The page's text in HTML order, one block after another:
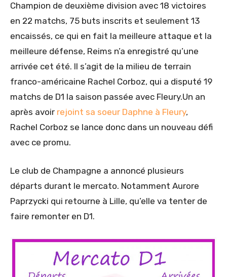
Champion de deuxième division avec 18 victoires
en 22 matchs, 75 buts inscrits et seulement 13
encaissés, ce qui en fait la meilleure attaque et la
meilleure défense, Reims n’a enregistré qu’une
arrivée cet été. Il s’agit de la milieu de terrain
franco-américaine Rachel Corboz, qui a disputé 19
matchs de D1 la saison passée avec Fleury.Un an
après avoir rejoint sa soeur Daphne à Fleury,
Rachel Corboz se lance donc dans un nouveau défi
avec ce promu.
Le club de Champagne a annoncé plusieurs
départs durant le mercato. Notamment Aurore
Paprzycki qui retourne à Lille, qu’elle va tenter de
faire remonter en D1.